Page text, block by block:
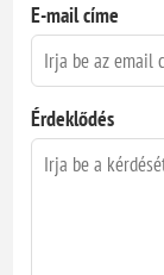
E-mail címe
Érdeklődés